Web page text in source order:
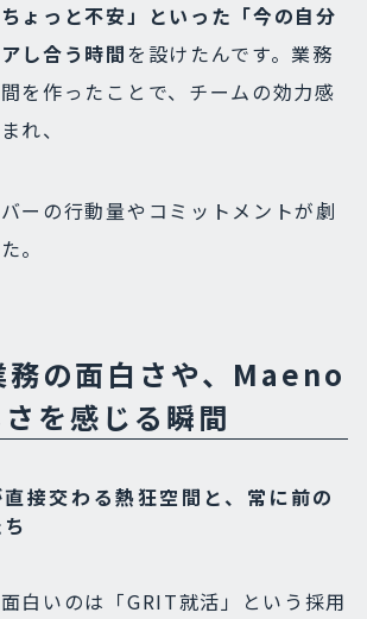
ょっと不安」といった「今の自分
し合う時間を設けたんです。業務
を作ったことで、チームの効力感
れ、
ーの行動量やコミットメントが劇
。
務の面白さや、Maeno
を感じる瞬間
接交わる熱狂空間と、常に前の
白いのは「GRIT就活」という採用